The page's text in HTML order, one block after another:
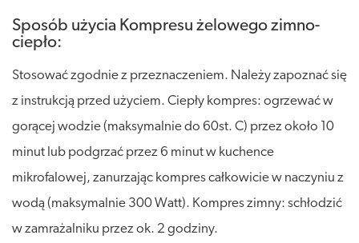
Sposób użycia Kompresu żelowego zimno-
ciepło:
Stosować zgodnie z przeznaczeniem. Należy zapoznać się
z instrukcją przed użyciem. Ciepły kompres: ogrzewać w
gorącej wodzie (maksymalnie do 60st. C) przez około 10
minut lub podgrzać przez 6 minut w kuchence
mikrofalowej, zanurzając kompres całkowicie w naczyniu z
wodą (maksymalnie 300 Watt). Kompres zimny: schłodzić
w zamrażalniku przez ok. 2 godziny.